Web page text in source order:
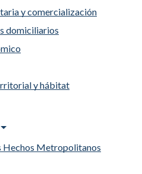
y comercialización
domiciliarios
y hábitat
Hechos Metropolitanos